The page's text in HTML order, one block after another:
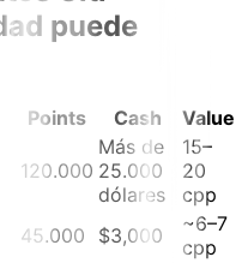
puede
Points Cash
Value
120.000
Más de
25.000
dólares
15–
20
cpp
45.000 $3,000
~6–7
cpp